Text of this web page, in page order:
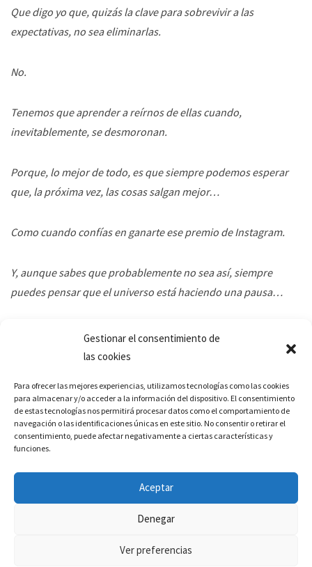
Gestionar el consentimiento de
las cookies
Para ofrecer las mejores experiencias, utilizamos tecnologías como las cookies
para almacenar y/o acceder a la información del dispositivo. El consentimiento
de estas tecnologías nos permitirá procesar datos como el comportamiento de
navegación o las identificaciones únicas en este sitio. No consentir o retirar el
consentimiento, puede afectar negativamente a ciertas características y
funciones.
Aceptar
Denegar
Ver preferencias
Que digo yo que, quizás la clave para sobrevivir a las
expectativas, no sea eliminarlas.
No.
Tenemos que aprender a reírnos de ellas cuando,
inevitablemente, se desmoronan.
Porque, lo mejor de todo, es que siempre podemos esperar
que, la próxima vez, las cosas salgan mejor…
Como cuando confías en ganarte ese premio de Instagram.
Y, aunque sabes que probablemente no sea así, siempre
puedes pensar que el universo está haciendo una pausa…
Tómate un respiro.
Y ahora sí que sí voy con todo y con el
zagala que escribe te trae los éxitos de ayer, hoy y siempre.
Esta semana le toca el turno a Colombia.
A través de un cantante llamado Kapo, nos llega